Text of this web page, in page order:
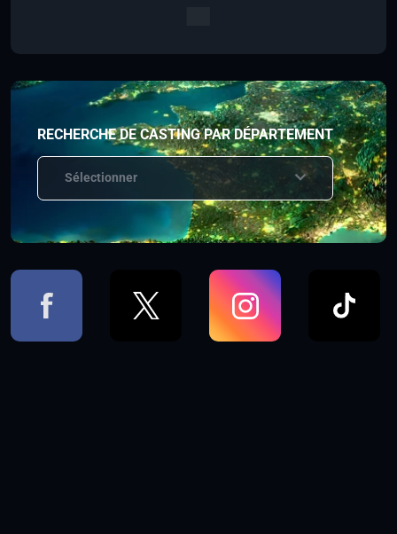
RECHERCHE DE CASTING PAR DÉPARTEMENT
Sélectionner